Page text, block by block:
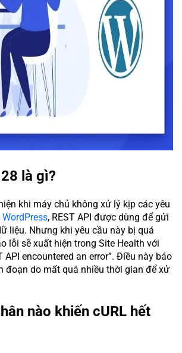
là gì?
khi máy chủ không xử lý kịp các yêu
WordPress, REST API được dùng để gửi
liệu. Nhưng khi yêu cầu này bị quá
lỗi sẽ xuất hiện trong Site Health với
API encountered an error”. Điều này báo
đoạn do mất quá nhiều thời gian để xử
nào khiến cURL hết